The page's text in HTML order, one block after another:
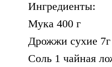
Ингредиенты:
Мука 400 г
Дрожжи сухие 7г
Соль 1 чайная